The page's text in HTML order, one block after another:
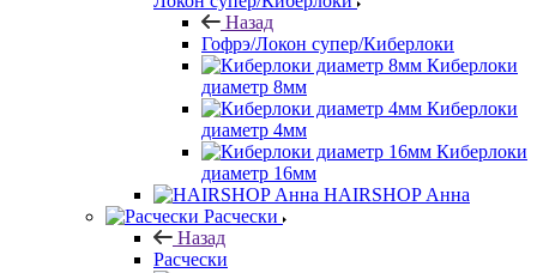
Назад
Гофрэ/Локон супер/Киберлоки
Киберлоки
диаметр 8мм
Киберлоки
диаметр 4мм
Киберлоки
диаметр 16мм
HAIRSHOP Анна
Расчески
Назад
Расчески